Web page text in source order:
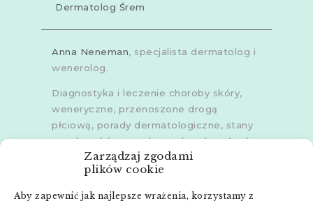
Zarządzaj zgodami
plików cookie
Aby zapewnić jak najlepsze wrażenia, korzystamy z
Dermatolog Śrem
Anna Neneman, specjalista dermatolog i
wenerolog.
Diagnostyka i leczenie choroby skóry,
weneryczne, przenoszone drogą
płciową, porady dermatologiczne, stany
zapalne skóry, grzybice, choroby włosów,
dermoskopia, trichoskopia, u dorosłych i
dzieci.
Gabinety wPoznaniu,Poznaniu -